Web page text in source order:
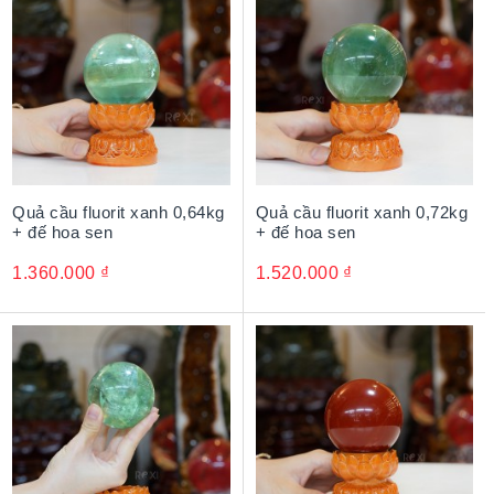
Mang lại sự hòa hợp và bình an: Sắc đỏ ấm áp của
ngọc bích mang đến cảm giác ấm cúng, tạo môi trường
hài hòa trong gia đình hoặc nơi làm việc.
Quả cầu ngọc bích đỏ - Quà
tặng phong thủy cao cấp
Biểu tượng quyền lực và thành công: Sắc đỏ của quả
cầu đại diện cho quyền lực và sự thành công trong sự
người thân nhân dịp thăng chức, khai trương hay các
Ý nghĩa phong thủy sâu sắc: Mỗi quả cầu ngọc bích đỏ
không chỉ là món đồ trang trí mà còn là biểu tượng của
sự may mắn và thịnh vượng, phù hợp làm quà tặng để
chúc phúc và mang lại năng lượng tích cực.
Giá trị lâu bền: Ngọc bích đỏ tự nhiên không chỉ có giá
trị phong thủy mà còn có giá trị sưu tầm cao, những viên
đá quý trường tồn vĩnh cửu với thời gian.
Quả cầu fluorit xanh 0,64kg
+ đế hoa sen
1.360.000 ₫
Quả cầu fluorit xanh 0,72kg
+ đế hoa sen
1.520.000 ₫